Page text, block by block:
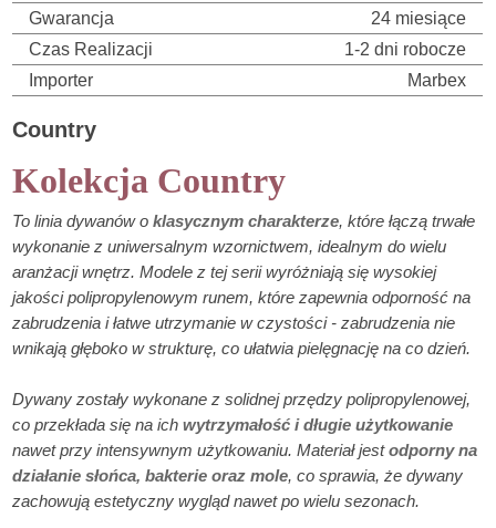
Gwarancja
24 miesiące
Czas Realizacji
1-2 dni robocze
Importer
Marbex
Country
Kolekcja Country
To linia dywanów oklasycznym charakterze, które łączą trwałe
wykonanie z uniwersalnym wzornictwem, idealnym do wielu
aranżacji wnętrz. Modele z tej serii wyróżniają się wysokiej
jakości polipropylenowym runem, które zapewnia odporność na
zabrudzenia i łatwe utrzymanie w czystości - zabrudzenia nie
wnikają głęboko w strukturę, co ułatwia pielęgnację na co dzień.
Dywany zostały wykonane z solidnej przędzy polipropylenowej,
co przekłada się na ichwytrzymałość i długie użytkowanie
nawet przy intensywnym użytkowaniu. Materiał jestodporny na
działanie słońca, bakterie oraz mole, co sprawia, że dywany
zachowują estetyczny wygląd nawet po wielu sezonach.